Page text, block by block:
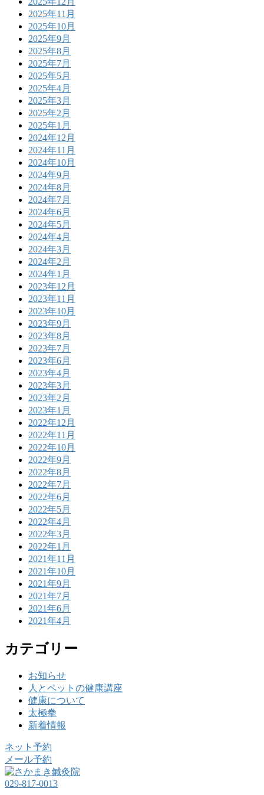
2025年11月
2025年10月
2025年9月
2025年8月
2025年7月
2025年5月
2025年4月
2025年3月
2025年2月
2025年1月
2024年12月
2024年11月
2024年10月
2024年9月
2024年8月
2024年7月
2024年6月
2024年5月
2024年4月
2024年3月
2024年2月
2024年1月
2023年12月
2023年11月
2023年10月
2023年9月
2023年8月
2023年7月
2023年6月
2023年4月
2023年3月
2023年2月
2023年1月
2022年12月
2022年11月
2022年10月
2022年9月
2022年8月
2022年7月
2022年6月
2022年5月
2022年4月
2022年3月
2022年1月
2021年11月
2021年10月
2021年9月
2021年7月
2021年6月
2021年4月
カテゴリー
お知らせ
人とペットの健康講座
健康について
太極拳
新着情報
ネット予約
メール予約
029-817-0013